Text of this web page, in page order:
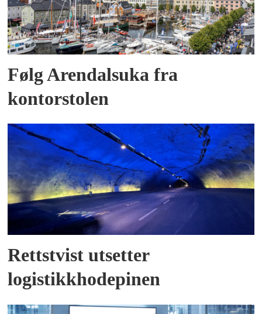
Følg Arendalsuka fra
kontorstolen
Rettstvist utsetter
logistikkhodepinen